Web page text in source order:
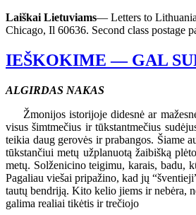
Laiškai Lietuviams— Letters to
Chicago, Il 60636. Second class postage
IEŠKOKIME — GAL
ALGIRDAS NAKAS
Žmonijos istorijoje didesnė ar
visus šimtmečius ir tūkstantmečius
teikia daug gerovės ir prabangos. Šiame
tūkstančiui metų užplanuotą žaibišką
metų. Solženicino teigimu, karais, badu,
Pagaliau viešai pripažino, kad jų
tautų bendriją. Kito kelio jiems ir nebėra,
galima realiai tikėtis ir trečiojo